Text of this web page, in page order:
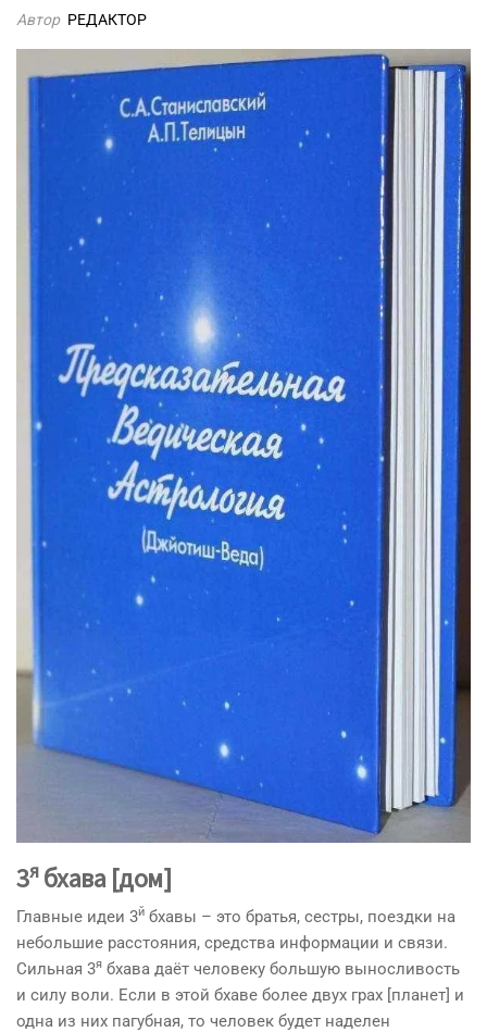
Автор РЕДАКТОР
3ябхава [дом]
Главные идеи 3й бхавы – это братья, сестры, поездки на
небольшие расстояния, средства информации и связи.
Сильная 3я бхава даёт человеку большую выносливость
и силу воли. Если в этой бхаве более двух грах [планет] и
одна из них пагубная, то человек будет наделен